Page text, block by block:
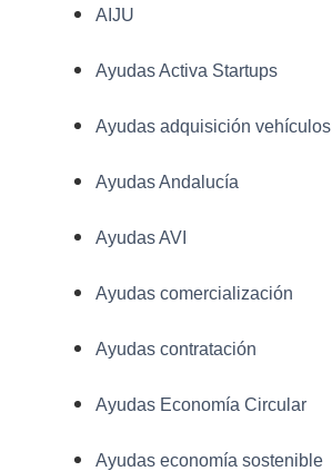
AIJU
Ayudas Activa Startups
Ayudas adquisición vehículos
Ayudas Andalucía
Ayudas AVI
Ayudas comercialización
Ayudas contratación
Ayudas Economía Circular
Ayudas economía sostenible